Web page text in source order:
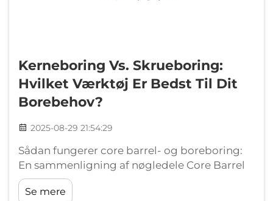
Kerneboring Vs. Skrueboring:
Hvilket Værktøj Er Bedst Til Dit
Borebehov?
2025-08-29 21:54:29
Sådan fungerer core barrel- og boreboring:
En sammenligning af nøgledele Core Barrel
Boring: Princip og fordele ved
prøveintegritet Core barrel-boringsteknikken
Se mere